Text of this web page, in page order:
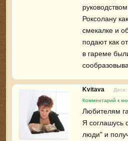
Роксолану
смекалке и
подают как
в гареме
Kvitava
Комментарий к
Любителям
Я соглашусь
люди" и